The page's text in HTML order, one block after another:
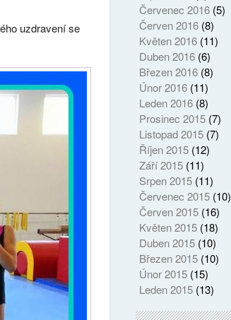
uzdravení se
Červenec 2016(5)
Červen 2016(8)
Květen 2016(11)
Duben 2016(6)
Březen 2016(8)
Únor 2016(11)
Leden 2016(8)
Prosinec 2015(7)
Listopad 2015(7)
Říjen 2015(12)
Září 2015(11)
Srpen 2015(11)
Červenec 2015(10)
Červen 2015(16)
Květen 2015(18)
Duben 2015(10)
Březen 2015(10)
Únor 2015(15)
Leden 2015(13)